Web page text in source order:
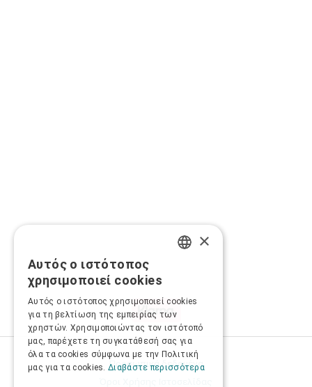
Προσωπικά δεδομένα
×
Αυτός ο ιστότοπος
χρησιμοποιεί cookies
Αυτός ο ιστότοπος χρησιμοποιεί cookies
για τη βελτίωση της εμπειρίας των
χρηστών. Χρησιμοποιώντας τον ιστότοπό
μας, παρέχετε τη συγκατάθεσή σας για
όλα τα cookies σύμφωνα με την Πολιτική
μας για τα cookies. Διαβάστε περισσότερα